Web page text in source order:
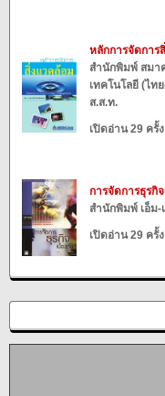
หลักการจัดการ
สำนักพิมพ์ สมา
เทคโนโลยี (ไท
ส.ส.ท.
เปิดอ่าน 29 ครั้ง
การจัดการธุรกิ
สำนักพิมพ์ เอ็ม-
เปิดอ่าน 29 ครั้ง